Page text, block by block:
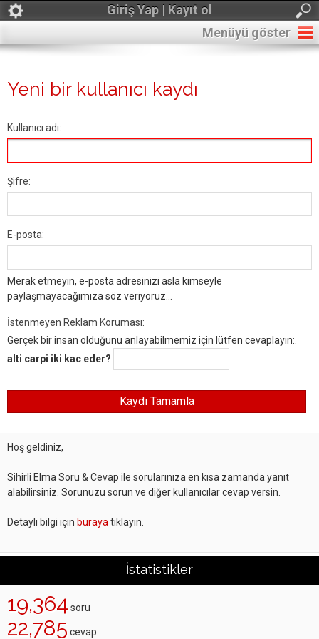
Giriş Yap | Kayıt ol
Menüyü göster
Yeni bir kullanıcı kaydı
Kullanıcı adı:
Şifre:
E-posta:
Merak etmeyin, e-posta adresinizi asla kimseyle
paylaşmayacağımıza söz veriyoruz...
İstenmeyen Reklam Koruması:
Gerçek bir insan olduğunu anlayabilmemiz için lütfen cevaplayın:.
alti carpi iki kac eder?
Hoş geldiniz,
Sihirli Elma Soru & Cevap ile sorularınıza en kısa zamanda yanıt
alabilirsiniz. Sorunuzu sorun ve diğer kullanıcılar cevap versin.
Detaylı bilgi için buraya tıklayın.
İstatistikler
19,364 soru
22,785 cevap